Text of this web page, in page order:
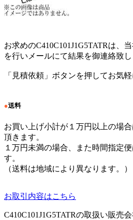
お求めのC410C101J1G5TATRは、
を行いメールにて結果を御連絡致し
「見積依頼」ボタンを押してお気
●送料
お買い上げ小計が１万円以上の場
頂きます。
１万円未満の場合、また時間指定
す。
（送料は地域により異なります。）
お取引内容はこちら
C410C101J1G5TATRの取扱い販